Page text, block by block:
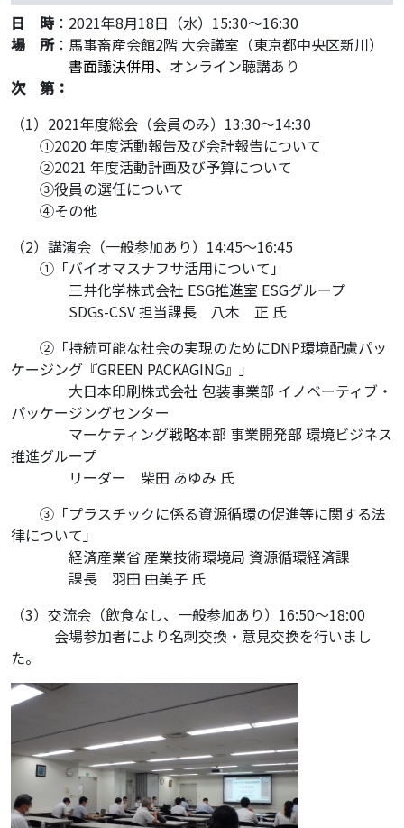
日 時：2021年8月18日（水）15:30～16:30
場 所：馬事畜産会館2階 大会議室（東京都中央区新川）
書面議決併用、 オンライン聴講あり
次 第：
（1）2021年度総会（会員のみ）13:30～14:30
①2020 年度活動報告及び会計報告について
②2021 年度活動計画及び予算について
③役員の選任について
④その他
（2）講演会（一般参加あり）14:45～16:45
①「バイオマスナフサ活用について」
三井化学株式会社 ESG推進室 ESGグループ
SDGs-CSV 担当課長 八木 正 氏
②「持続可能な社会の実現のためにDNP環境配慮パッ
ケージング『GREEN PACKAGING』」
大日本印刷株式会社 包装事業部 イノベーティブ・
パッケージングセンター
マーケティング戦略本部 事業開発部 環境ビジネス
推進グループ
リーダー 柴田 あゆみ 氏
③「プラスチックに係る資源循環の促進等に関する法
律について」
経済産業省 産業技術環境局 資源循環経済課
課長 羽田 由美子 氏
（3）交流会（飲食なし、一般参加あり）16:50～18:00
会場参加者により名刺交換・意見交換を行いまし
た。